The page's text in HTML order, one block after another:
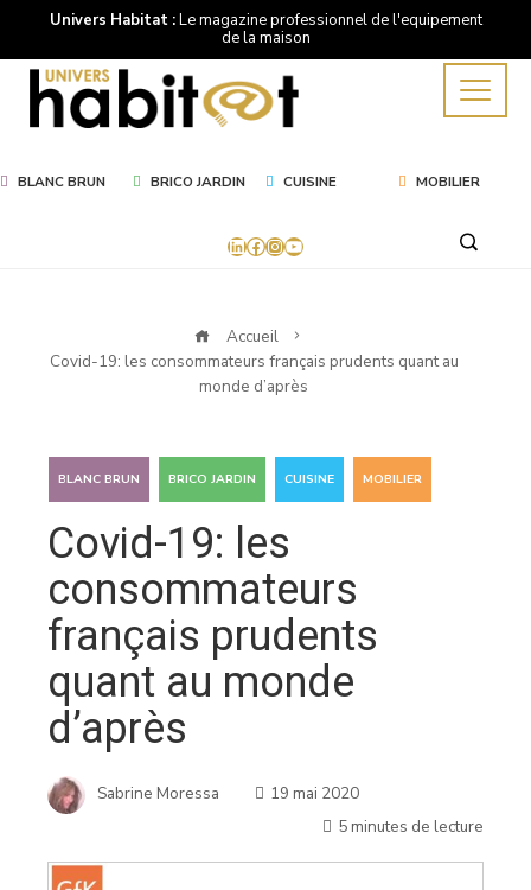
Univers Habitat :Le magazine professionnel de l'equipement
de la maison
BLANC BRUN BRICO JARDIN CUISINE MOBILIER
LinkedIn
Facebook
Instagram
YouTube
Accueil
Covid-19: les consommateurs français prudents quant au
monde d’après
BLANC BRUN BRICO JARDIN CUISINE MOBILIER
Covid-19: les
consommateurs
français prudents
quant au monde
d’après
Sabrine Moressa
19 mai 2020
5 minutes de lecture